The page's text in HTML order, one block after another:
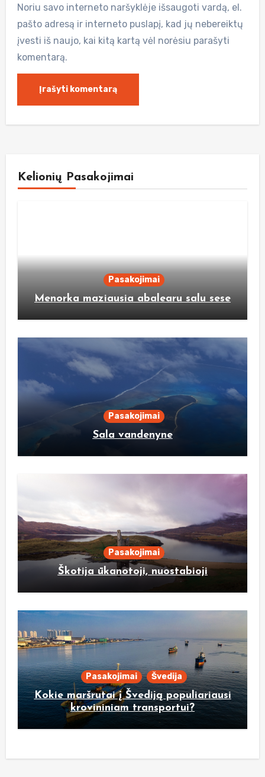
Noriu savo interneto naršyklėje išsaugoti vardą, el.
pašto adresą ir interneto puslapį, kad jų nebereiktų
įvesti iš naujo, kai kitą kartą vėl norėsiu parašyti
komentarą.
Kelionių Pasakojimai
Pasakojimai
Menorka maziausia abalearu salu sese
Pasakojimai
Sala vandenyne
Pasakojimai
Škotija ūkanotoji, nuostabioji
Pasakojimai Švedija
Kokie maršrutai į Švediją populiariausi
krovininiam transportui?